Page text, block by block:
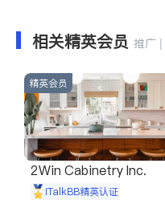
相关精英会员 推广
精英会员
2Win Cabinetry Inc.
iTalkBB精英认证